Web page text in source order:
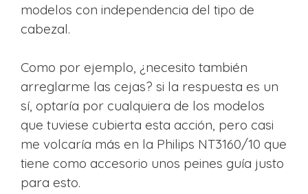
modelos con independencia del tipo de
cabezal.
Como por ejemplo, ¿necesito también
arreglarme las cejas? si la respuesta es un
sí, optaría por cualquiera de los modelos
que tuviese cubierta esta acción, pero casi
me volcaría más en la Philips NT3160/10 que
tiene como accesorio unos peines guía justo
para esto.